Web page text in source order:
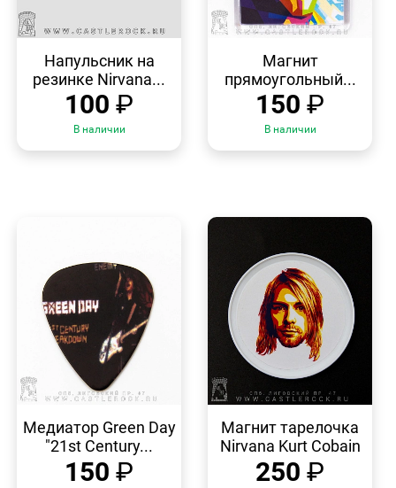
Напульсник на
резинке Nirvana...
100 ₽
В наличии
Магнит
прямоугольный...
150 ₽
В наличии
ПРОСМОТР
Медиатор Green Day
"21st Century...
150 ₽
ПРОСМОТР
Магнит тарелочка
Nirvana Kurt Cobain
250 ₽